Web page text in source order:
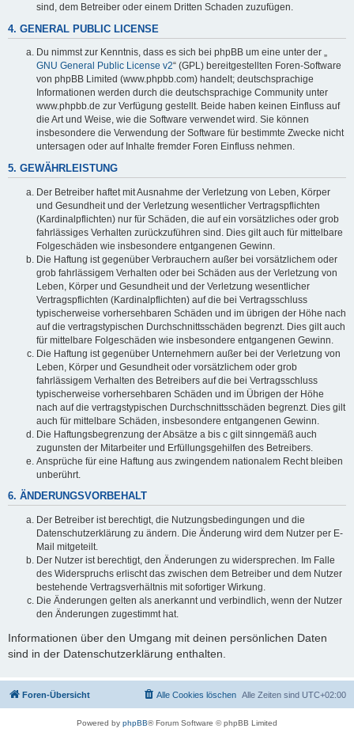
sind, dem Betreiber oder einem Dritten Schaden zuzufügen.
4. GENERAL PUBLIC LICENSE
Du nimmst zur Kenntnis, dass es sich bei phpBB um eine unter der „
GNU General Public License v2“ (GPL) bereitgestellten Foren-Software
von phpBB Limited (www.phpbb.com) handelt; deutschsprachige
Informationen werden durch die deutschsprachige Community unter
www.phpbb.de zur Verfügung gestellt. Beide haben keinen Einfluss auf
die Art und Weise, wie die Software verwendet wird. Sie können
insbesondere die Verwendung der Software für bestimmte Zwecke nicht
untersagen oder auf Inhalte fremder Foren Einfluss nehmen.
5. GEWÄHRLEISTUNG
Der Betreiber haftet mit Ausnahme der Verletzung von Leben, Körper
und Gesundheit und der Verletzung wesentlicher Vertragspflichten
(Kardinalpflichten) nur für Schäden, die auf ein vorsätzliches oder grob
fahrlässiges Verhalten zurückzuführen sind. Dies gilt auch für mittelbare
Folgeschäden wie insbesondere entgangenen Gewinn.
Die Haftung ist gegenüber Verbrauchern außer bei vorsätzlichem oder
grob fahrlässigem Verhalten oder bei Schäden aus der Verletzung von
Leben, Körper und Gesundheit und der Verletzung wesentlicher
Vertragspflichten (Kardinalpflichten) auf die bei Vertragsschluss
typischerweise vorhersehbaren Schäden und im übrigen der Höhe nach
auf die vertragstypischen Durchschnittsschäden begrenzt. Dies gilt auch
für mittelbare Folgeschäden wie insbesondere entgangenen Gewinn.
Die Haftung ist gegenüber Unternehmern außer bei der Verletzung von
Leben, Körper und Gesundheit oder vorsätzlichem oder grob
fahrlässigem Verhalten des Betreibers auf die bei Vertragsschluss
typischerweise vorhersehbaren Schäden und im Übrigen der Höhe
nach auf die vertragstypischen Durchschnittsschäden begrenzt. Dies gilt
auch für mittelbare Schäden, insbesondere entgangenen Gewinn.
Die Haftungsbegrenzung der Absätze a bis c gilt sinngemäß auch
zugunsten der Mitarbeiter und Erfüllungsgehilfen des Betreibers.
Ansprüche für eine Haftung aus zwingendem nationalem Recht bleiben
unberührt.
6. ÄNDERUNGSVORBEHALT
Der Betreiber ist berechtigt, die Nutzungsbedingungen und die
Datenschutzerklärung zu ändern. Die Änderung wird dem Nutzer per E-
Mail mitgeteilt.
Der Nutzer ist berechtigt, den Änderungen zu widersprechen. Im Falle
des Widerspruchs erlischt das zwischen dem Betreiber und dem Nutzer
bestehende Vertragsverhältnis mit sofortiger Wirkung.
Die Änderungen gelten als anerkannt und verbindlich, wenn der Nutzer
den Änderungen zugestimmt hat.
Informationen über den Umgang mit deinen persönlichen Daten
sind in der Datenschutzerklärung enthalten.
Foren-Übersicht Alle Zeiten sind UTC+02:00
Alle Cookies löschen
Powered by phpBB® Forum Software © phpBB Limited